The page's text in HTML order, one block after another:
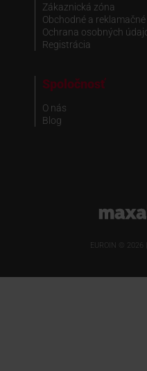
Zákaznická zóna
Obchodné a
Ochrana osobných
Registrácia
Spoločnosť
O nás
Blog
www.maxalarm.sk
EUROIN © 2026